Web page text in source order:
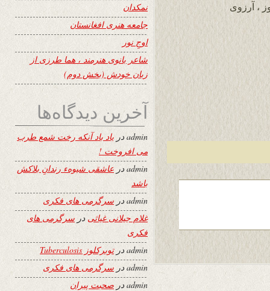
، آرزوی
نمکدان
جامعه هنری افغانستان
اوجِ نور
شاعر بانوی هنرمند ، هما طرزی از
زبان خودش (بخش دوم)
آخرین دیدگاه‌ها
adminدر یاد باد آنکه رخت شمع طرب
می افروخت !
admin در عاشقی شیوهء رندانِ بلاکش
باشد
adminدر سرگرمی های فکری
غلام جیلانی غیاثی در سرگرمی های
فکری
adminدرتوبرکلوز Tuberculosis
admin در سرگرمی های فکری
adminدر صحبت پیران